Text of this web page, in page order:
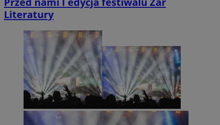
Literatury